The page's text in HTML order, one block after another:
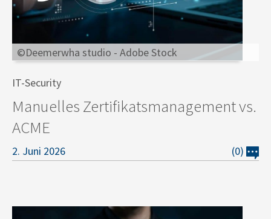
©Deemerwha studio - Adobe Stock
IT-Security
Manuelles Zertifikatsmanagement vs.
ACME
2. Juni 2026 (0)